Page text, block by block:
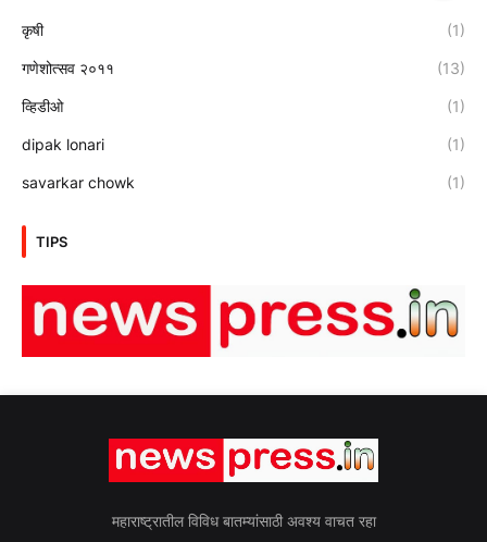
कृषी (1)
गणेशोत्सव २०११ (13)
व्हिडीओ (1)
dipak lonari (1)
savarkar chowk (1)
TIPS
महाराष्ट्रातील विविध बातम्यांसाठी अवश्य वाचत रहा